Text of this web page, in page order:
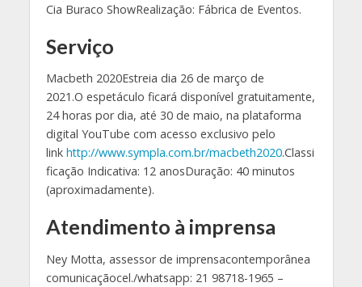
Cia Buraco ShowRealização: Fábrica de Eventos.
Serviço
Macbeth 2020Estreia dia 26 de março de
2021.O espetáculo ficará disponível gratuitamente,
24 horas por dia, até 30 de maio, na plataforma
digital YouTube com acesso exclusivo pelo
link http://www.sympla.com.br/macbeth2020.Classi
ficação Indicativa: 12 anosDuração: 40 minutos
(aproximadamente).
Atendimento à imprensa
Ney Motta, assessor de imprensacontemporânea
comunicaçãocel./whatsapp: 21 98718-1965 –